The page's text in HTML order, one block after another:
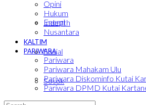
Energi
Sosial
Sosok
Opini
Hukum
Indepth
Nusantara
KALTIM
PARIWARA
Pariwara
Pariwara Mahakam Ulu
Pariwara Diskominfo Kutai
Pariwara DPMD Kutai